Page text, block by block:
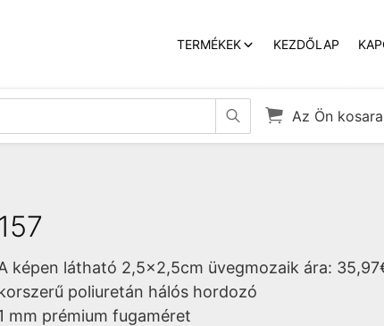
TERMÉKEK  KEZDŐLAP
  Az Ön kosara
157
képen látható 2,5x2,5cm üvegmozaik ára:
poliuretán hálós hordozó
mm prémium fugaméret